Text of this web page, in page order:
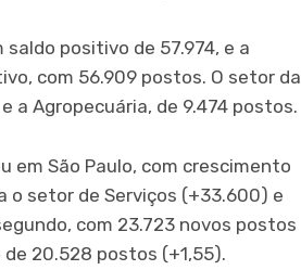
positivo de 57.974, e a
com 56.909 postos. O setor da
a Agropecuária, de 9.474 postos.
em São Paulo, com crescimento
o setor de Serviços (+33.600) e
com 23.723 novos postos
20.528 postos (+1,55).